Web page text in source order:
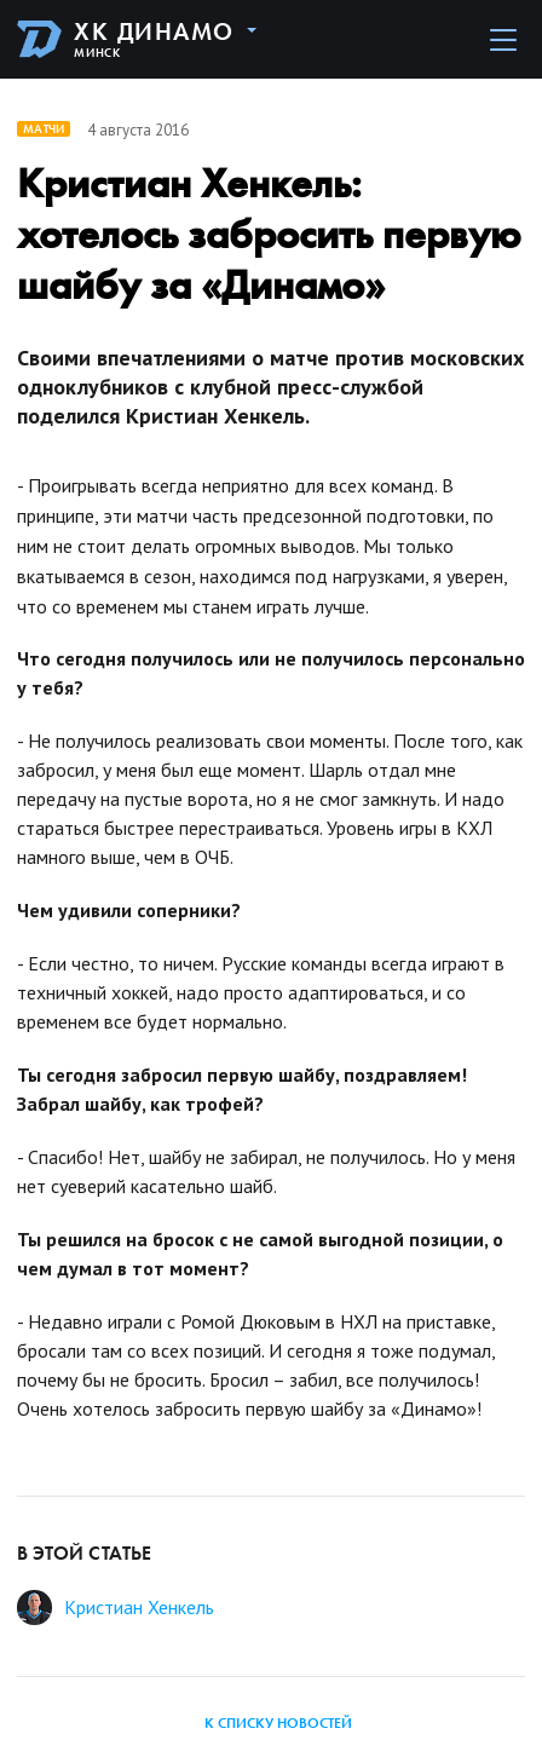
ХК ДИНАМО
МИНСК
МАТЧИ 4 августа 2016
Кристиан Хенкель:
хотелось забросить первую
шайбу за «Динамо»
Своими впечатлениями о матче против московских
одноклубников с клубной пресс-службой
поделился Кристиан Хенкель.
- Проигрывать всегда неприятно для всех команд. В
принципе, эти матчи часть предсезонной подготовки, по
ним не стоит делать огромных выводов. Мы только
вкатываемся в сезон, находимся под нагрузками, я уверен,
что со временем мы станем играть лучше.
Что сегодня получилось или не получилось персонально
у тебя?
- Не получилось реализовать свои моменты. После того, как
забросил, у меня был еще момент. Шарль отдал мне
передачу на пустые ворота, но я не смог замкнуть. И надо
стараться быстрее перестраиваться. Уровень игры в КХЛ
намного выше, чем в ОЧБ.
Чем удивили соперники?
- Если честно, то ничем. Русские команды всегда играют в
техничный хоккей, надо просто адаптироваться, и со
временем все будет нормально.
Ты сегодня забросил первую шайбу, поздравляем!
Забрал шайбу, как трофей?
- Спасибо! Нет, шайбу не забирал, не получилось. Но у меня
нет суеверий касательно шайб.
Ты решился на бросок с не самой выгодной позиции, о
чем думал в тот момент?
- Недавно играли с Ромой Дюковым в НХЛ на приставке,
бросали там со всех позиций. И сегодня я тоже подумал,
почему бы не бросить. Бросил – забил, все получилось!
Очень хотелось забросить первую шайбу за «Динамо»!
В ЭТОЙ СТАТЬЕ
Кристиан Хенкель
К СПИСКУ НОВОСТЕЙ